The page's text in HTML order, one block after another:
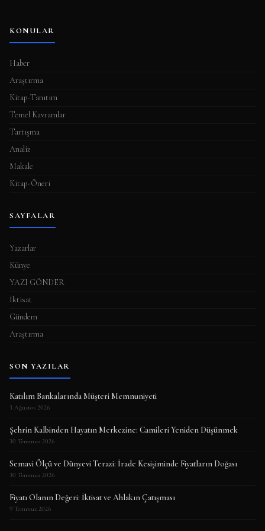
m
a
s
ı
KONULAR
Haber
Araştırma
Kitap-Tanıtım
Temel Kavramlar
Tartışma
Analiz
Makale
Kitap-Öneri
SAYFALAR
Yazarlar
Künye
YAZI GÖNDER
İktisat
Gündem
Araştırma
SON YAZILAR
Katılım Bankalarında Müşteri Memnuniyeti
3 Ağustos 2026
Şehrin Kalbinden Hayatın Merkezine: Camileri Yeniden Düşünmek
30 Temmuz 2026
Semavi Ölçü ve Dünyevi Terazi: İrade Kesişiminde Fiyatların Doğası
30 Temmuz 2026
Fiyatı Olanın Değeri: İktisat ve Ahlakın Çatışması
9 Temmuz 2026